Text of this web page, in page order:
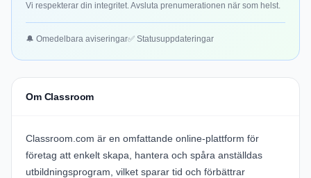
Vi respekterar din integritet. Avsluta prenumerationen när som helst.
🔔 Omedelbara aviseringar✅ Statusuppdateringar
Om Classroom
Classroom.com är en omfattande online-plattform för
företag att enkelt skapa, hantera och spåra anställdas
utbildningsprogram, vilket sparar tid och förbättrar